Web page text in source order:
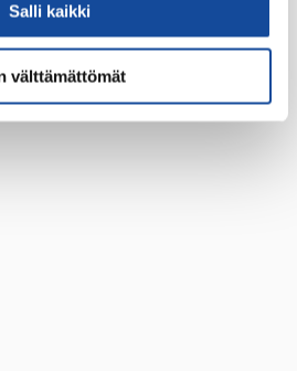
Salli kaikki
välttämättömät